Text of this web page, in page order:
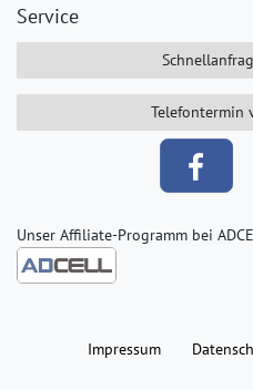
Service
Telefontermin
Unser Affiliate-Programm bei
Impressum